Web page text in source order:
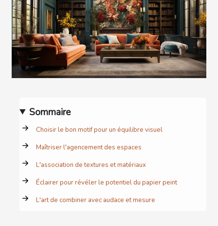
Sommaire
Choisir le bon motif pour un équilibre visuel
Maîtriser l'agencement des espaces
L'association de textures et matériaux
Éclairer pour révéler le potentiel du papier peint
L'art de combiner avec audace et mesure